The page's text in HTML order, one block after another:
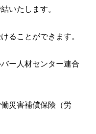
いたします。
ることができます。
ー人材センター連合
災害補償保険（労